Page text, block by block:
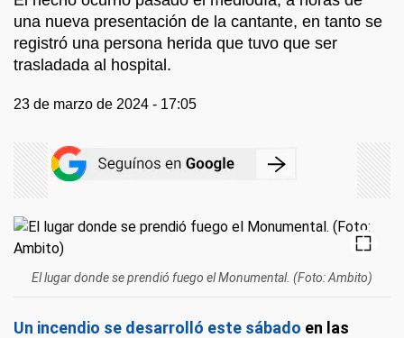
una nueva presentación de la cantante, en tanto se
registró una persona herida que tuvo que ser
trasladada al hospital.
23 de marzo de 2024 - 17:05
El lugar donde se prendió fuego el Monumental. (Foto: Ambito)
Un incendio se desarrolló este sábado en las